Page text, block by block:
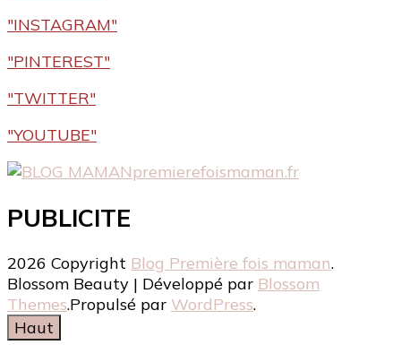
"INSTAGRAM"
"PINTEREST"
"TWITTER"
"YOUTUBE"
premierefoismaman.fr
PUBLICITE
2026 Copyright Blog Première fois maman.
Blossom Beauty | Développé par Blossom
Themes.Propulsé par WordPress.
Haut